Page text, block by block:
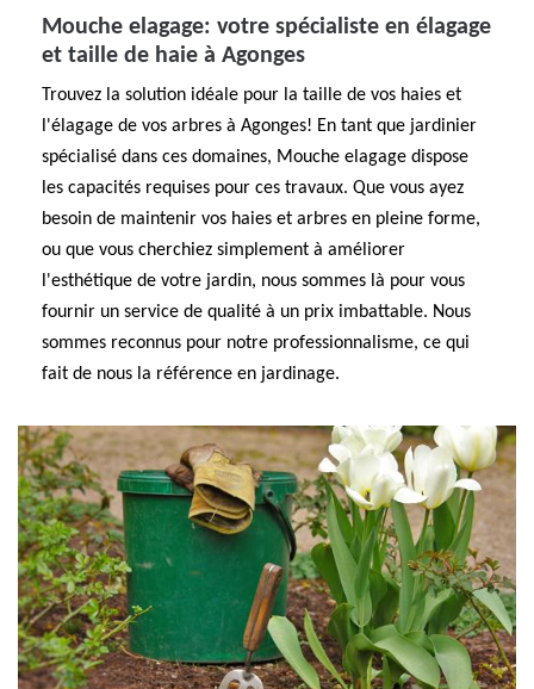
Mouche elagage: votre spécialiste en élagage
et taille de haie à Agonges
Trouvez la solution idéale pour la taille de vos haies et
l'élagage de vos arbres à Agonges! En tant que jardinier
spécialisé dans ces domaines, Mouche elagage dispose
les capacités requises pour ces travaux. Que vous ayez
besoin de maintenir vos haies et arbres en pleine forme,
ou que vous cherchiez simplement à améliorer
l'esthétique de votre jardin, nous sommes là pour vous
fournir un service de qualité à un prix imbattable. Nous
sommes reconnus pour notre professionnalisme, ce qui
fait de nous la référence en jardinage.